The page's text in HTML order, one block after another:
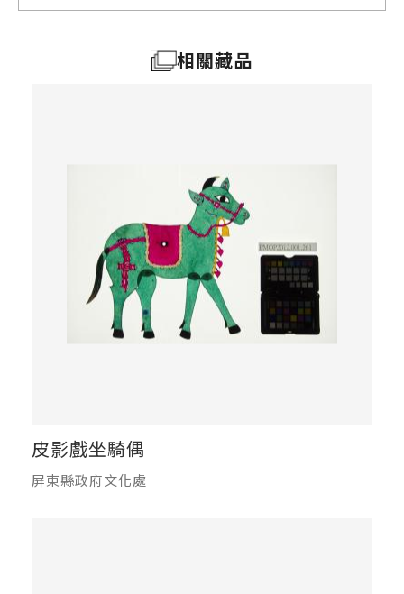
相關藏品
皮影戲坐騎偶
屏東縣政府文化處